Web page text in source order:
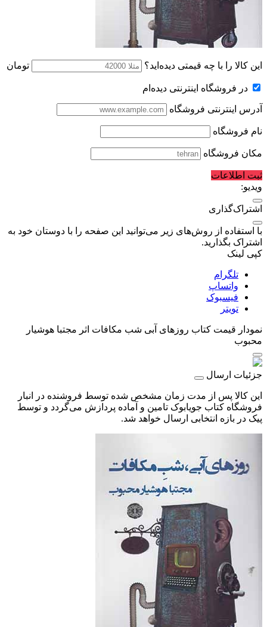
این کالا را با چه قیمتی دیده‌اید؟ تومان
در فروشگاه اینترنتی دیده‌ام
آدرس اینترنتی فروشگاه
نام فروشگاه
مکان فروشگاه
ثبت اطلاعات
ویدیو:
اشتراک‌گذاری
با استفاده از روش‌های زیر می‌توانید این صفحه را با دوستان خود به
اشتراک بگذارید.
کپی لینک
تلگرام
واتساپ
فیسبوک
تویتر
نمودار قیمت کتاب روزهای آبی شب مکافات اثر مجتبا هوشیار
محبوب
جزئیات ارسال
این کالا پس از مدت زمان مشخص شده توسط فروشنده در انبار
فروشگاه کتاب جویابوک تامین و آماده پردازش می‌گردد و توسط
پیک در بازه انتخابی ارسال خواهد شد.